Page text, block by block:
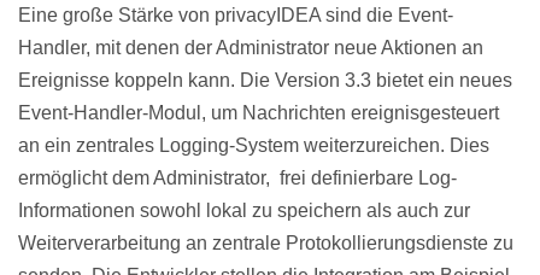
Eine große Stärke von privacyIDEA sind die Event-
Handler, mit denen der Administrator neue Aktionen an
Ereignisse koppeln kann. Die Version 3.3 bietet ein neues
Event-Handler-Modul, um Nachrichten ereignisgesteuert
an ein zentrales Logging-System weiterzureichen. Dies
ermöglicht dem Administrator, frei definierbare Log-
Informationen sowohl lokal zu speichern als auch zur
Weiterverarbeitung an zentrale Protokollierungsdienste zu